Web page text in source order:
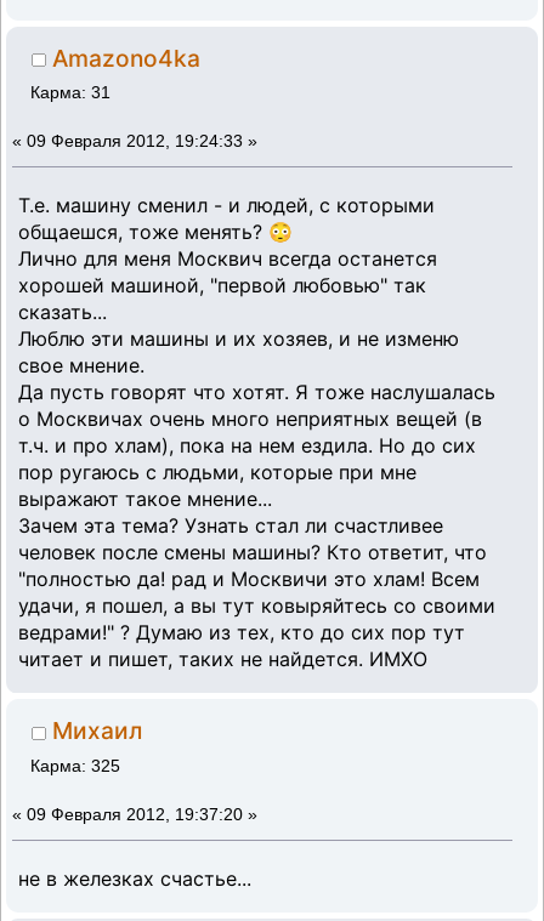
Amazono4ka
Карма: 31
« 09 Февраля 2012, 19:24:33 »
Т.е. машину сменил - и людей, с которыми
общаешся, тоже менять? 😳
Лично для меня Москвич всегда останется
хорошей машиной, "первой любовью" так
сказать...
Люблю эти машины и их хозяев, и не изменю
свое мнение.
Да пусть говорят что хотят. Я тоже наслушалась
о Москвичах очень много неприятных вещей (в
т.ч. и про хлам), пока на нем ездила. Но до сих
пор ругаюсь с людьми, которые при мне
выражают такое мнение...
Зачем эта тема? Узнать стал ли счастливее
человек после смены машины? Кто ответит, что
"полностью да! рад и Москвичи это хлам! Всем
удачи, я пошел, а вы тут ковыряйтесь со своими
ведрами!" ? Думаю из тех, кто до сих пор тут
читает и пишет, таких не найдется. ИМХО
Михаил
Карма: 325
« 09 Февраля 2012, 19:37:20 »
не в железках счастье...